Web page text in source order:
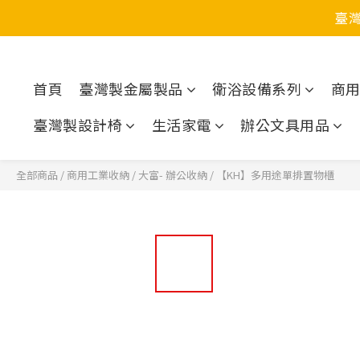
臺
首頁 臺灣製金屬製品 衛浴設備系列
商
臺灣製設計椅
生活家電 辦公文具用品
全部商品 / 商用工業收納 / 大富- 辦公收納 / 【KH】多用途單排置物櫃